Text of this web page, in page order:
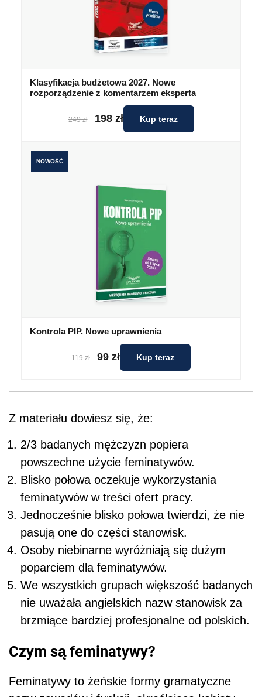
Klasyfikacja budżetowa 2027. Nowe
rozporządzenie z komentarzem eksperta
249 zł 198 zł Kup teraz
NOWOŚĆ
Kontrola PIP. Nowe uprawnienia
119 zł 99 zł Kup teraz
Z materiału dowiesz się, że:
2/3 badanych mężczyzn popiera
powszechne użycie feminatywów.
Blisko połowa oczekuje wykorzystania
feminatywów w treści ofert pracy.
Jednocześnie blisko połowa twierdzi, że nie
pasują one do części stanowisk.
Osoby niebinarne wyróżniają się dużym
poparciem dla feminatywów.
We wszystkich grupach większość badanych
nie uważała angielskich nazw stanowisk za
brzmiące bardziej profesjonalne od polskich.
Czym są feminatywy?
Feminatywy to żeńskie formy gramatyczne